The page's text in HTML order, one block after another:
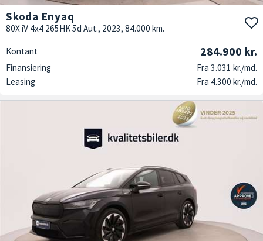
Skoda Enyaq
80X iV 4x4 265HK 5d Aut., 2023, 84.000 km.
Kontant 284.900 kr.
Finansiering
Fra 3.031 kr./md.
Leasing
Fra 4.300 kr./md.